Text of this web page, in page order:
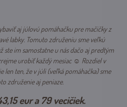
aj júlovú pomáhačku pre mačičky z
labky. Tomuto združeniu sme veľkú
ste im samostatne u nás dačo aj predtým
urobiť každý mesiac ☺ Rozdiel v
len ten, že v júli (veľká pomáhačka) sme
združenie aj peniaze.
eur a 79 vecičiek.